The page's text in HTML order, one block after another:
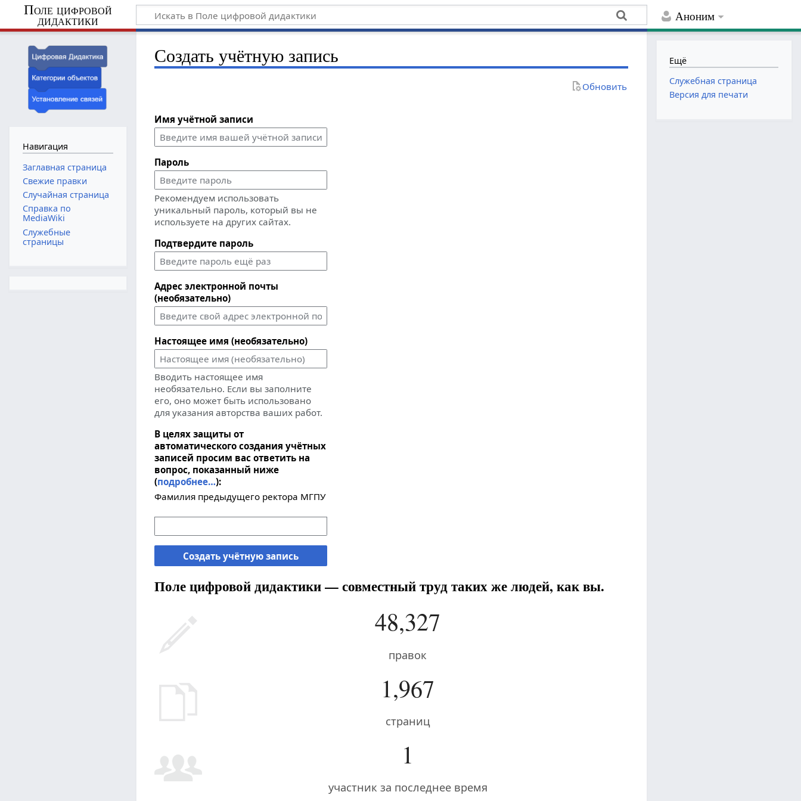
Аноним
Поле цифровой
дидактики
Создать учётную запись
Обновить
Имя учётной записи
Пароль
Рекомендуем использовать
уникальный пароль, который вы не
используете на других сайтах.
Подтвердите пароль
Адрес электронной почты
(необязательно)
Настоящее имя (необязательно)
Вводить настоящее имя
необязательно. Если вы заполните
его, оно может быть использовано
для указания авторства ваших работ.
В целях защиты от
автоматического создания учётных
записей просим вас ответить на
вопрос, показанный ниже
(подробнее…):
Фамилия предыдущего ректора МГПУ
Создать учётную запись
Поле цифровой дидактики — совместный труд таких же людей, как вы.
48,327
правок
1,967
страниц
1
участник за последнее время
Навигация
Заглавная страница
Свежие правки
Случайная страница
Справка по
MediaWiki
Служебные
страницы
Ещё
Служебная страница
Версия для печати